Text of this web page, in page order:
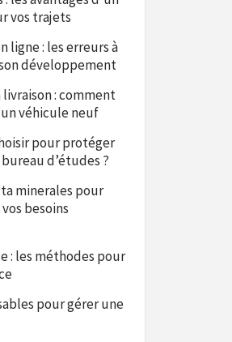
vos trajets
ligne : les erreurs à
développement
livraison : comment
véhicule neuf
pour protéger
d’études ?
minerales pour
besoins
: les méthodes pour
pour gérer une